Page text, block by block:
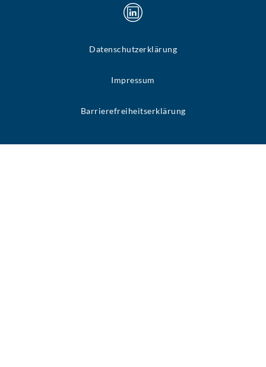
Datenschutzerklärung
Impressum
Barrierefreiheitserklärung